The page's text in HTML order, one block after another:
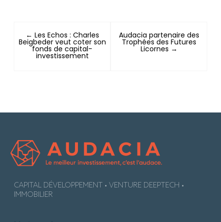
← Les Echos : Charles
Beigbeder veut coter son
fonds de capital-
investissement
Audacia partenaire des
Trophées des Futures
Licornes →
CAPITAL DÉVELOPPEMENT • VENTURE DEEPTECH •
IMMOBILIER